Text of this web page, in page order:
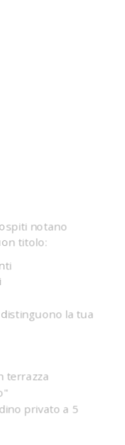
notano
titolo:
la tua
terrazza
privato a 5